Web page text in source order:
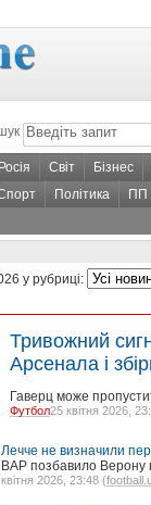
Росія Світ Бізнес
Політика ПП
у рубриці:
Тривожний
Арсенала і
Гаверц може
Футбол25 квітня 2026,
Лечче не визначили
позбавило Верону
2026, 23:48 (